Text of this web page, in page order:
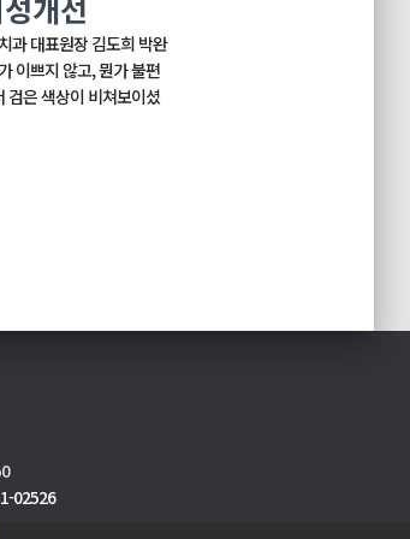
과 대표원장 김도희 박완
이쁘지 않고, 뭔가 불편
검은 색상이 비쳐보이셨
02526